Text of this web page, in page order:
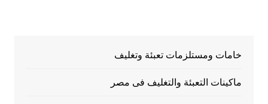
خامات ومستلزمات تعبئة وتغليف
ماكينات التعبئة والتغليف فى مصر